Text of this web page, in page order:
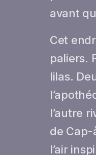
avant
Cet
paliers.
lilas.
l’autre
de Cap-
l’air